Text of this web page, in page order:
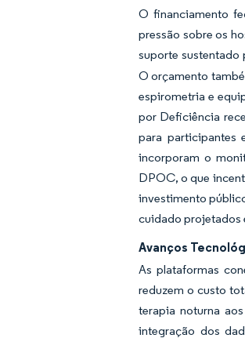
O financiamento
pressão sobre os
suporte sustentado
O orçamento
espirometria e
por Deficiência
para participantes
incorporam o
DPOC, o que
investimento
cuidado projetados
Avanços
As plataformas
reduzem o custo
terapia noturna
integração dos